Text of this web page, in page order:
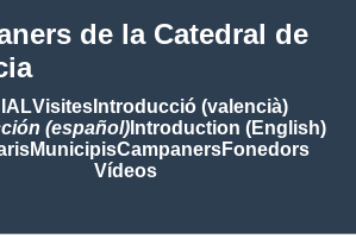
de la Catedral de
VisitesIntroducció (valencià)
(español)Introduction (English)
MunicipisCampanersFonedors
Vídeos